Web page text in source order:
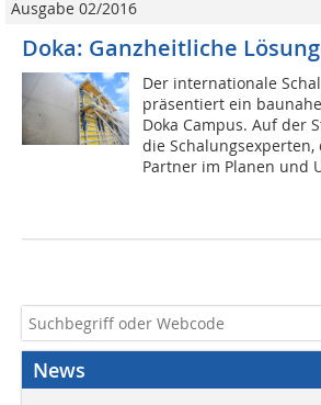
Ausgabe 02/2016
Doka: Ganzheitliche
Der internationale
präsentiert ein
Doka Campus. Auf der
die
Partner im Planen und
News